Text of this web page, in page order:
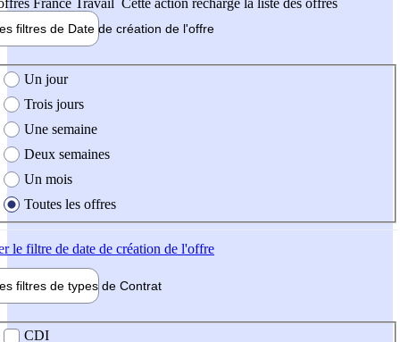
France Travail Cette action recharge la liste des offres
filtres de Date de création de l'offre
création de l'offre
Un jour
Trois jours
Une semaine
Deux semaines
Un mois
Toutes les offres
le filtre de date de création de l'offre
filtres de types de Contrat
contrat
CDI